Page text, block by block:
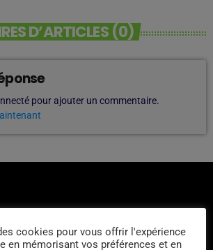
D’ARTICLES (0)
pour ajouter un commentaire.
cookies pour vous offrir l'expérience
en mémorisant vos préférences et en